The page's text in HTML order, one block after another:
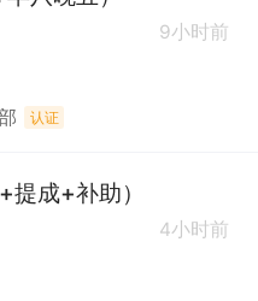
9小时前
认证
提成+补助）
4小时前